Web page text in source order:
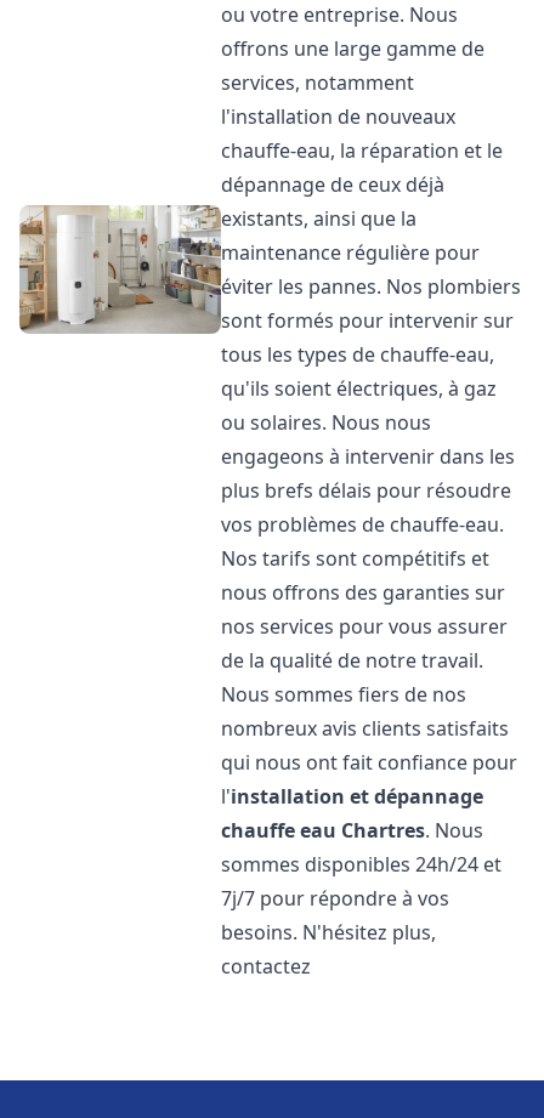
ou votre entreprise. Nous
offrons une large gamme de
services, notamment
l'installation de nouveaux
chauffe-eau, la réparation et le
dépannage de ceux déjà
existants, ainsi que la
maintenance régulière pour
éviter les pannes. Nos plombiers
sont formés pour intervenir sur
tous les types de chauffe-eau,
qu'ils soient électriques, à gaz
ou solaires. Nous nous
engageons à intervenir dans les
plus brefs délais pour résoudre
vos problèmes de chauffe-eau.
Nos tarifs sont compétitifs et
nous offrons des garanties sur
nos services pour vous assurer
de la qualité de notre travail.
Nous sommes fiers de nos
nombreux avis clients satisfaits
qui nous ont fait confiance pour
l'installation et dépannage
chauffe eau Chartres. Nous
sommes disponibles 24h/24 et
7j/7 pour répondre à vos
besoins. N'hésitez plus,
contactez